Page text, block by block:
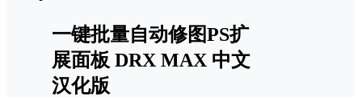
一键批量自动修图PS扩
展面板 DRX MAX 中文
汉化版